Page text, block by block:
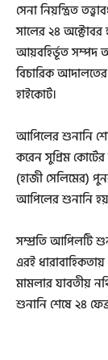
সেনা নিয়ন্ত্রিত
সালের ২৪ অক্টোবর
আয়বহির্ভূত সম্পদ
বিচারিক
হাইকোর্ট।
আপিলের শুনানি
করেন সুপ্রিম
(হাজী সেলিমের)
আপিলের শুনানি
সম্প্রতি আপিলটি
এরই
মামলার যাবতীয়
শুনানি শেষে ২৪